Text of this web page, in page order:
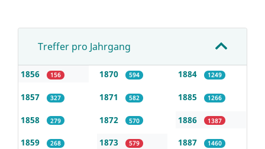
Treffer pro Jahrgang
1856 156
1857 327
1858 279
1859 268
1870 594
1871 582
1872 570
1873 579
1884 1249
1885 1266
1886 1387
1887 1460